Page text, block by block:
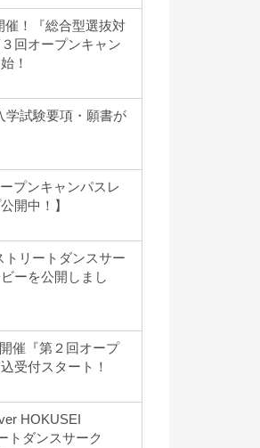
バーチャルツアー
スカレンダー
Movie
しガイド
奨学金
納付金
の修学支援制度を利用予定
催！『総合型選抜対
回オープンキャン
！
学試験要項・願書が
プンキャンパスレ
開中！】
トリートダンスサー
ーを公開しまし
催『第２回オープ
受付スタート！
HOKUSEI
トダンスサーク